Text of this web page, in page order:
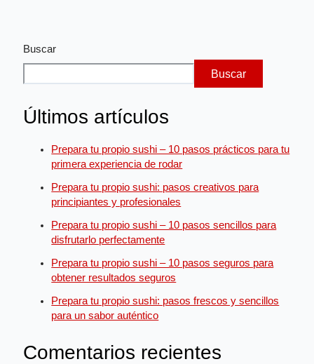
Buscar
Buscar
Últimos artículos
Prepara tu propio sushi – 10 pasos prácticos para tu
primera experiencia de rodar
Prepara tu propio sushi: pasos creativos para
principiantes y profesionales
Prepara tu propio sushi – 10 pasos sencillos para
disfrutarlo perfectamente
Prepara tu propio sushi – 10 pasos seguros para
obtener resultados seguros
Prepara tu propio sushi: pasos frescos y sencillos
para un sabor auténtico
Comentarios recientes